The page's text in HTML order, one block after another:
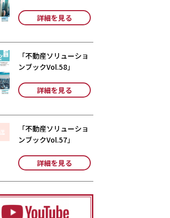
詳細を見る
「不動産ソリューショ
ンブックVol.58」
詳細を見る
「不動産ソリューショ
ンブックVol.57」
詳細を見る